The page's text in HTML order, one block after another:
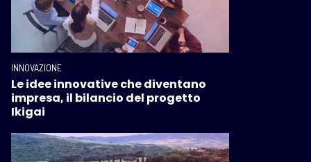
INNOVAZIONE
Le idee innovative che diventano
impresa, il bilancio del progetto
Ikigai